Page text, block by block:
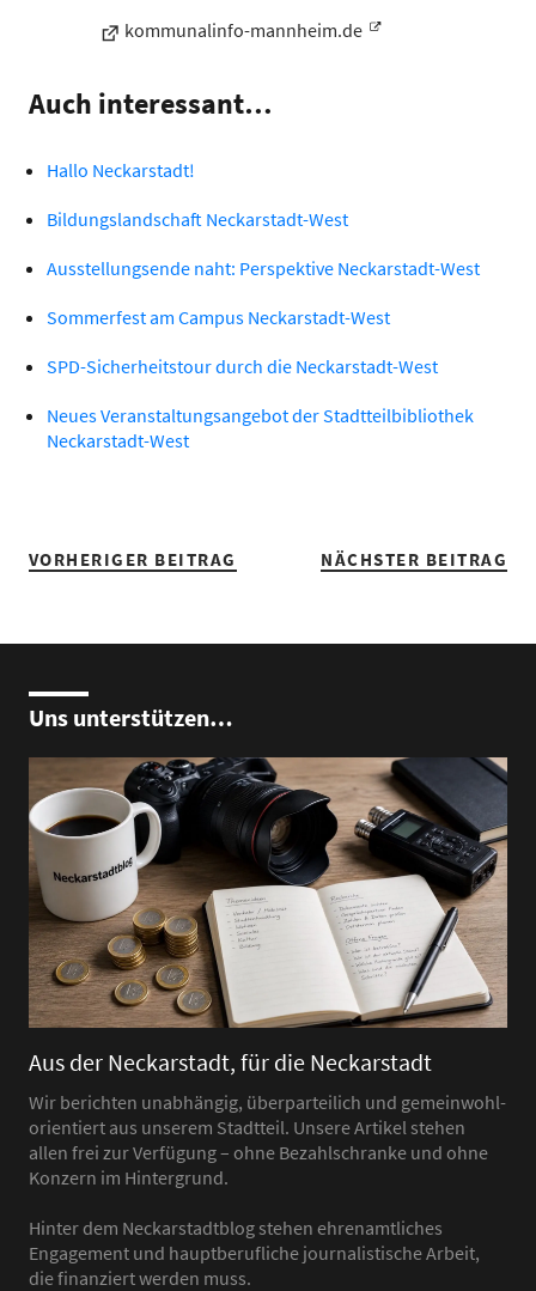
kommunalinfo-mannheim.de
Auch interessant…
Hallo Neckarstadt!
Bildungslandschaft Neckarstadt-West
Ausstellungsende naht: Perspektive Neckarstadt-West
Sommerfest am Campus Neckarstadt-West
SPD-Sicherheitstour durch die Neckarstadt-West
Neues Veranstaltungsangebot der Stadtteilbibliothek
Neckarstadt-West
VORHERIGER BEITRAG NÄCHSTER BEITRAG
Uns unterstützen…
Aus der Neckarstadt, für die Neckarstadt
Wir berichten unabhängig, überparteilich und gemeinwohl-
orientiert aus unserem Stadtteil. Unsere Artikel stehen
allen frei zur Verfügung – ohne Bezahlschranke und ohne
Konzern im Hintergrund.
Hinter dem Neckarstadtblog stehen ehrenamtliches
Engagement und hauptberufliche journalistische Arbeit,
die finanziert werden muss.